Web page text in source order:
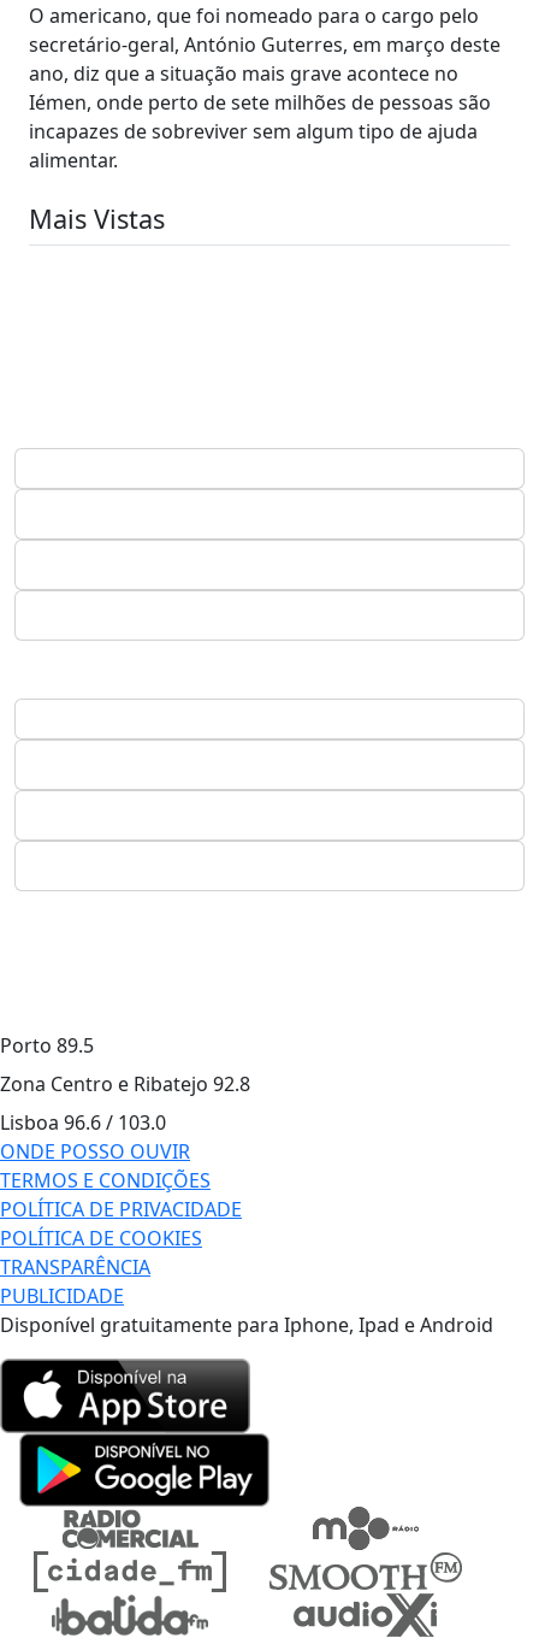
O americano, que foi nomeado para o cargo pelo
secretário-geral, António Guterres, em março deste
ano, diz que a situação mais grave acontece no
Iémen, onde perto de sete milhões de pessoas são
incapazes de sobreviver sem algum tipo de ajuda
alimentar.
Mais Vistas
Porto 89.5
Zona Centro e Ribatejo 92.8
Lisboa 96.6 / 103.0
ONDE POSSO OUVIR
TERMOS E CONDIÇÕES
POLÍTICA DE PRIVACIDADE
POLÍTICA DE COOKIES
TRANSPARÊNCIA
PUBLICIDADE
Disponível gratuitamente para Iphone, Ipad e Android